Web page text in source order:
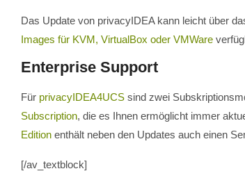
Das Update von privacyIDEA kann leicht über
Images für KVM, VirtualBox oder VMWare
Enterprise Support
Für privacyIDEA4UCS sind zwei
Subscription, die es Ihnen ermöglicht immer
Edition enthält neben den Updates auch einen
[/av_textblock]